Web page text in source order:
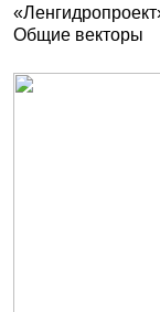
Общие векторы